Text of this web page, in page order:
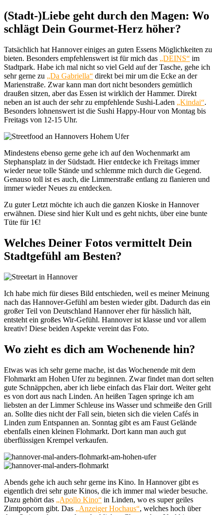
(Stadt-)Liebe geht durch den Magen: Wo
schlägt Dein Gourmet-Herz höher?
Tatsächlich hat Hannover einiges an guten Essens Möglichkeiten zu
bieten. Besonders empfehlenswert ist für mich das „DEINS“ im
Stadtpark. Habe ich mal nicht so viel Geld auf der Tasche, gehe ich
sehr gerne zu „Da Gabriella“ direkt bei mir um die Ecke an der
Marienstraße. Zwar kann man dort nicht besonders gemütlich
draußen sitzen, aber das Essen ist wirklich der Hammer. Direkt
neben an ist auch der sehr zu empfehlende Sushi-Laden „Kindai“.
Besonders lohnenswert ist die Sushi Happy-Hour von Montag bis
Freitags von 12-15 Uhr.
Mindestens ebenso gerne gehe ich auf den Wochenmarkt am
Stephansplatz in der Südstadt. Hier entdecke ich Freitags immer
wieder neue tolle Stände und schlemme mich durch die Gegend.
Genauso toll ist es auch, die Limmerstraße entlang zu flanieren und
immer wieder Neues zu entdecken.
Zu guter Letzt möchte ich auch die ganzen Kioske in Hannover
erwähnen. Diese sind hier Kult und es geht nichts, über eine bunte
Tüte für 1€!
Welches Deiner Fotos vermittelt Dein
Stadtgefühl am Besten?
Ich habe mich für dieses Bild entschieden, weil es meiner Meinung
nach das Hannover-Gefühl am besten wieder gibt. Dadurch das ein
großer Teil von Deutschland Hannover eher für hässlich hält,
entsteht ein großes Wir-Gefühl. Hannover ist klasse und vor allem
kreativ! Diese beiden Aspekte vereint das Foto.
Wo zieht es dich am Wochenende hin?
Etwas was ich sehr gerne mache, ist das Wochenende mit dem
Flohmarkt am Hohen Ufer zu beginnen. Zwar findet man dort selten
gute Schnäppchen, aber ich liebe einfach das Flair dort. Weiter geht
es von dort aus nach Linden. An heißen Tagen springe ich am
liebsten an der Limmer Schleuse ins Wasser und schmeiße den Grill
an. Sollte dies nicht der Fall sein, bieten sich die vielen Cafés in
Linden zum Entspannen an. Sonntag gibt es am Faust Gelände
ebenfalls einen kleinen Flohmarkt. Dort kann man auch gut
überflüssigen Krempel verkaufen.
Abends gehe ich auch sehr gerne ins Kino. In Hannover gibt es
eigentlich drei sehr gute Kinos, die ich immer mal wieder besuche.
Dazu gehört das „Apollo Kino“ in Linden, wo es super geiles
Zimtpopcorn gibt. Das „Anzeiger Hochaus“, welches hoch über